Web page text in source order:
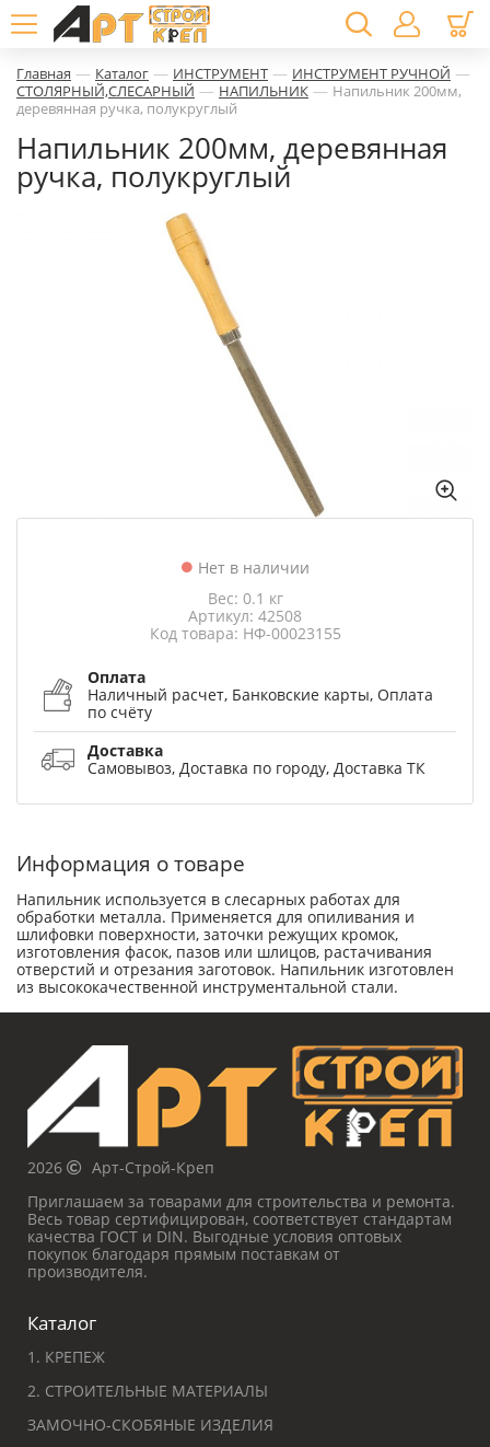
Главная — Каталог — ИНСТРУМЕНТ — ИНСТРУМЕНТ РУЧНОЙ —
СТОЛЯРНЫЙ,СЛЕСАРНЫЙ — НАПИЛЬНИК — Напильник 200мм,
деревянная ручка, полукруглый
Напильник 200мм, деревянная
ручка, полукруглый
Нет в наличии
Вес: 0.1 кг
Артикул: 42508
Код товара: НФ-00023155
Оплата
Наличный расчет, Банковские карты, Оплата
по счёту
Доставка
Самовывоз, Доставка по городу, Доставка ТК
Информация о товаре
Напильник используется в слесарных работах для
обработки металла. Применяется для опиливания и
шлифовки поверхности, заточки режущих кромок,
изготовления фасок, пазов или шлицов, растачивания
отверстий и отрезания заготовок. Напильник изготовлен
из высококачественной инструментальной стали.
2026
Арт-Строй-Креп
Приглашаем за товарами для строительства и ремонта.
Весь товар сертифицирован, соответствует стандартам
качества ГОСТ и DIN. Выгодные условия оптовых
покупок благодаря прямым поставкам от
производителя.
Каталог
1. КРЕПЕЖ
2. СТРОИТЕЛЬНЫЕ МАТЕРИАЛЫ
ЗАМОЧНО-СКОБЯНЫЕ ИЗДЕЛИЯ